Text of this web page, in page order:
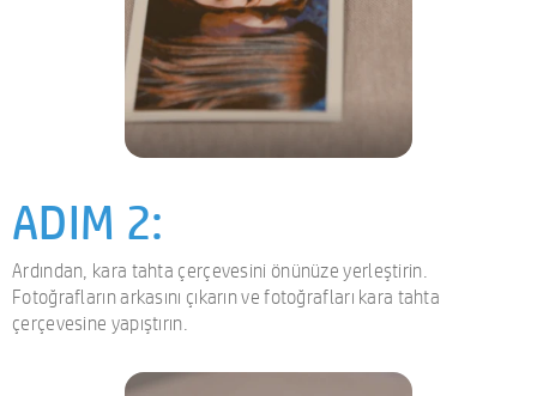
ADIM 2:
Ardından, kara tahta çerçevesini önünüze yerleştirin.
Fotoğrafların arkasını çıkarın ve fotoğrafları kara tahta
çerçevesine yapıştırın.